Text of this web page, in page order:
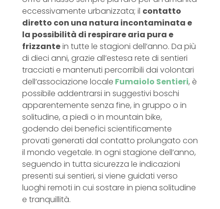
eccessivamente urbanizzata; il contatto
diretto con una natura incontaminata e
la possibilità di respirare aria pura e
frizzantein tutte le stagioni dell’anno. Da più
di dieci anni, grazie all’estesa rete di sentieri
tracciati e mantenuti percorribili dai volontari
dell’associazione locale Fumaiolo Sentieri, è
possibile addentrarsi in suggestivi boschi
apparentemente senza fine, in gruppo o in
solitudine, a piedi o in mountain bike,
godendo dei benefici scientificamente
provati generati dal contatto prolungato con
il mondo vegetale. In ogni stagione dell’anno,
seguendo in tutta sicurezza le indicazioni
presenti sui sentieri, si viene guidati verso
luoghi remoti in cui sostare in piena solitudine
e tranquillità.